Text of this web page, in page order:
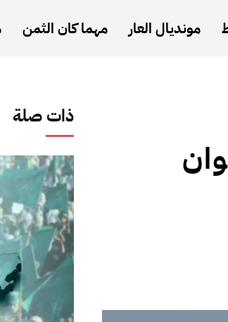
مونديال العار مهما كان الثمن
ذات صلة